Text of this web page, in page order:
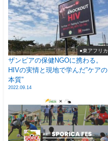
●東アフリカ
ザンビアの保健NGOに携わる。
HIVの実情と現地で学んだ”ケアの
本質”
2022.09.14